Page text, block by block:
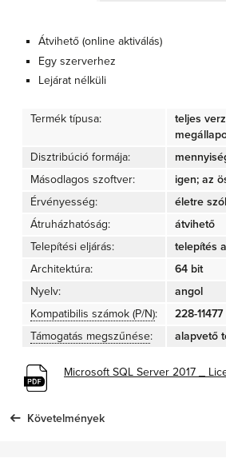
Átvihető (online aktiválás)
Egy szerverhez
Lejárat nélküli
Termék típusa:
teljes
Disztribúció formája:
Másodlagos szoftver:
igen; az
Érvényesség:
életre
Átruházhatóság:
átvihető
Telepítési eljárás:
telepítés
Architektúra:
64 bit
Nyelv:
angol
Kompatibilis számok (P/N):
228-11477
Támogatás megszűnése: alapvető
Microsoft SQL Server 2017 _
Követelmények